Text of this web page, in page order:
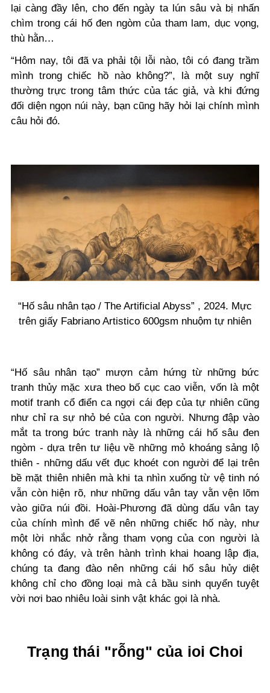
lại càng đầy lên, cho đến ngày ta lún sâu và bị nhấn
chìm trong cái hố đen ngòm của tham lam, dục vọng,
thù hằn…
“Hôm nay, tôi đã va phải tội lỗi nào, tôi có đang trầm
mình trong chiếc hồ nào không?”, là một suy nghĩ
thường trực trong tâm thức của tác giả, và khi đứng
đối diện ngọn núi này, bạn cũng hãy hỏi lại chính mình
câu hỏi đó.
“Hố sâu nhân tạo / The Artificial Abyss” , 2024. Mực
trên giấy Fabriano Artistico 600gsm nhuộm tự nhiên
“Hố sâu nhân tạo” mượn cảm hứng từ những bức
tranh thủy mặc xưa theo bố cục cao viễn, vốn là một
motif tranh cổ điển ca ngợi cái đẹp của tự nhiên cũng
như chỉ ra sự nhỏ bé của con người. Nhưng đập vào
mắt ta trong bức tranh này là những cái hố sâu đen
ngòm - dựa trên tư liệu về những mỏ khoáng sảng lộ
thiên - những dấu vết đục khoét con người để lại trên
bề mặt thiên nhiên mà khi ta nhìn xuống từ vệ tinh nó
vẫn còn hiện rõ, như những dấu vân tay vằn vện lõm
vào giữa núi đồi. Hoài-Phương đã dùng dấu vân tay
của chính mình để vẽ nên những chiếc hố này, như
một lời nhắc nhở rằng tham vọng của con người là
không có đáy, và trên hành trình khai hoang lập địa,
chúng ta đang đào nên những cái hố sâu hủy diệt
không chỉ cho đồng loại mà cả bầu sinh quyển tuyệt
vời nơi bao nhiêu loài sinh vật khác gọi là nhà.
Trạng thái "rỗng" của ioi Choi